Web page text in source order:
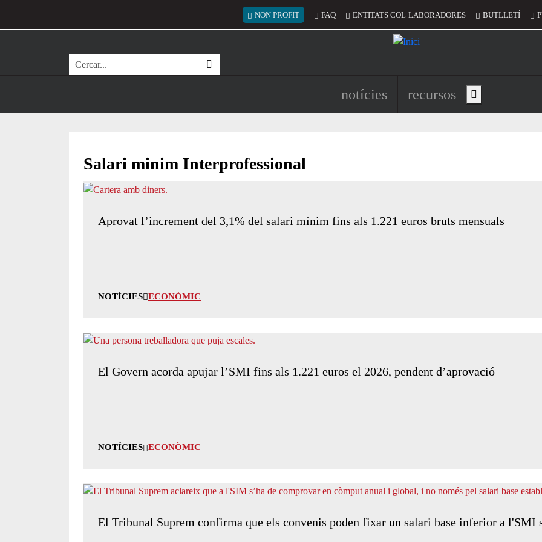
Menú del compte d'usuari
NON PROFIT FAQ ENTITATS COL·LABORADORES BUTLLETÍ
Cerca
Navegació principal de
notícies recursos Show main menu
Salari minim Interprofessional
Aprovat l’increment del 3,1% del salari mínim fins als 1.221 euros bruts mensuals
NOTÍCIES ECONÒMIC
El Govern acorda apujar l’SMI fins als 1.221 euros el 2026, pendent d’aprovació
NOTÍCIES ECONÒMIC
El Tribunal Suprem confirma que els convenis poden fixar un salari base inferior a l'SMI